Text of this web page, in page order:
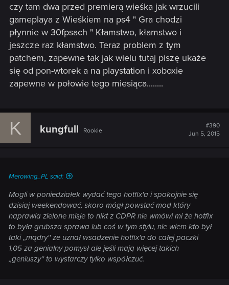
czy tam dwa przed premierą wieśka jak wrzucili
gameplaya z Wieśkiem na ps4 " Gra chodzi
płynnie w 30fpsach " Kłamstwo, kłamstwo i
jeszcze raz kłamstwo. Teraz problem z tym
patchem, zapewne tak jak wielu tutaj piszę ukaże
się od pon-wtorek a na playstation i xoboxie
zapewne w połowie tego miesiąca........
K kungfull Rookie
#390
Jun 5, 2015
Merowing_PL said:
Mogli w poniedziałek wydać tego hotfix'a i spokojnie się
dzisiaj weekendować, skoro mógł powstać mod który
naprawia zielone misje to nikt z CDPR nie wmówi mi że hotfix
to była grubsza sprawa lub coś w tym stylu, nie wiem kto był
taki ,,mądry'' że uznał wsadzenie hotfix'a do całej paczki
1.05 za genialny pomysł ale jeśli mają więcej takich
,,geniuszy'' to wystarczy tylko współczuć.